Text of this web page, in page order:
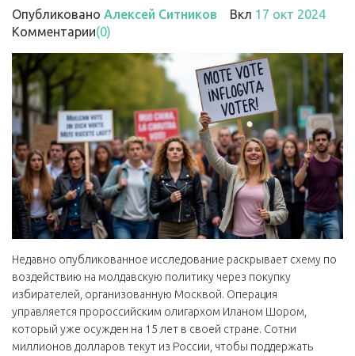
Опубликовано Алексей Ситников Вкл 17 окт 2024
Комментарии(0)
Недавно опубликованное исследование раскрывает схему по
воздействию на молдавскую политику через покупку
избирателей, организованную Москвой. Операция
управляется пророссийским олигархом Иланом Шором,
который уже осужден на 15 лет в своей стране. Сотни
миллионов долларов текут из России, чтобы поддержать